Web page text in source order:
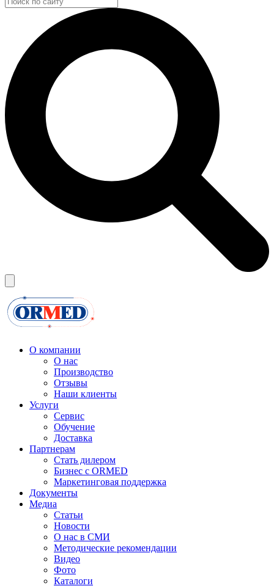
О компании
О нас
Производство
Отзывы
Наши клиенты
Услуги
Сервис
Обучение
Доставка
Партнерам
Стать дилером
Бизнес с ORMED
Маркетинговая поддержка
Документы
Медиа
Статьи
Новости
О нас в СМИ
Методические рекомендации
Видео
Фото
Каталоги